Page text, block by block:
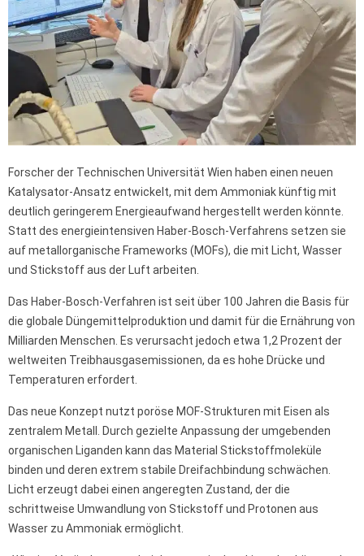
Forscher der Technischen Universität Wien haben einen neuen
Katalysator-Ansatz entwickelt, mit dem Ammoniak künftig mit
deutlich geringerem Energieaufwand hergestellt werden könnte.
Statt des energieintensiven Haber-Bosch-Verfahrens setzen sie
auf metallorganische Frameworks (MOFs), die mit Licht, Wasser
und Stickstoff aus der Luft arbeiten.
Das Haber-Bosch-Verfahren ist seit über 100 Jahren die Basis für
die globale Düngemittelproduktion und damit für die Ernährung von
Milliarden Menschen. Es verursacht jedoch etwa 1,2 Prozent der
weltweiten Treibhausgasemissionen, da es hohe Drücke und
Temperaturen erfordert.
Das neue Konzept nutzt poröse MOF-Strukturen mit Eisen als
zentralem Metall. Durch gezielte Anpassung der umgebenden
organischen Liganden kann das Material Stickstoffmoleküle
binden und deren extrem stabile Dreifachbindung schwächen.
Licht erzeugt dabei einen angeregten Zustand, der die
schrittweise Umwandlung von Stickstoff und Protonen aus
Wasser zu Ammoniak ermöglicht.